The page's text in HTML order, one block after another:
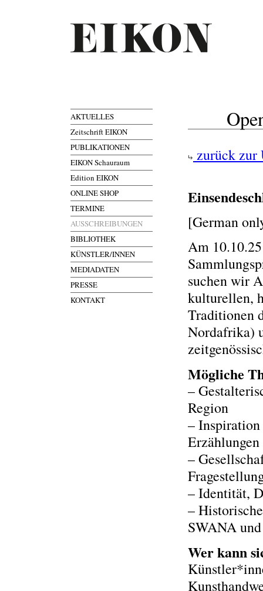
AKTUELLES
Zeitschrift EIKON
PUBLIKATIONEN
EIKON Schauraum
Edition EIKON
ONLINE SHOP
TERMINE
AUSSCHREIBUNGEN
BIBLIOTHEK
KÜNSTLER/INNEN
MEDIADATEN
PRESSE
KONTAKT
zurück zur
[German
Am
suchen wir
kulturellen,
Traditionen
Nordafrika)
Mögliche
–
Region
–
Erzählungen
–
–Identität,
–
SWANA
Wer kann